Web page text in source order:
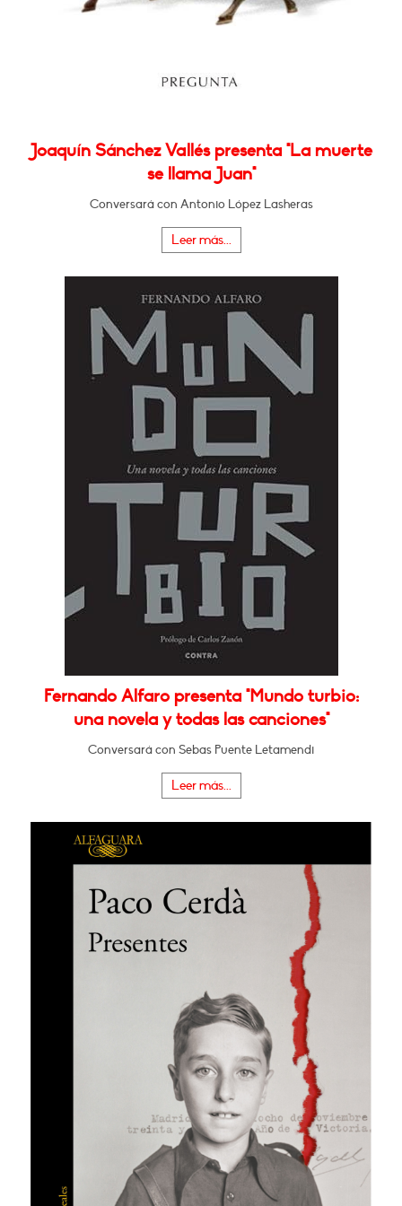
Joaquín Sánchez Vallés presenta "La muerte
se llama Juan"
Conversará con Antonio López Lasheras
Leer más...
Fernando Alfaro presenta "Mundo turbio:
una novela y todas las canciones"
Conversará con Sebas Puente Letamendi
Leer más...